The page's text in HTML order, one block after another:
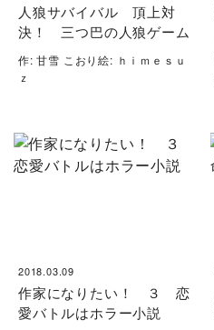
人狼サバイバル 頂上対
決！ 三つ巴の人狼ゲーム
作: 甘雪 こおり絵: ｈｉｍｅｓｕ
ｚ
2018.03.09
作家になりたい！ ３ 恋
愛バトルはホラー小説